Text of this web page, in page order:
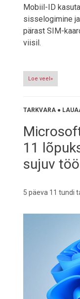
Mobiil-ID
sisselogimine
pärast SIM-
viisil.
Loe veel»
TARKVARA ●
11
sujuv
5 päeva 11 tundi